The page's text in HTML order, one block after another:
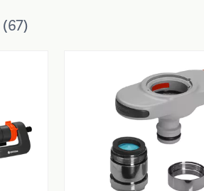
(67)